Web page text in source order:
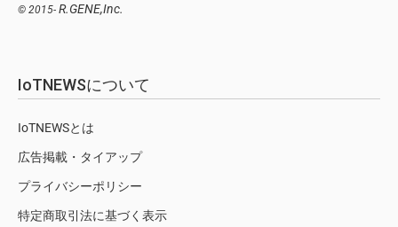
© 2015- R.GENE,Inc.
IoTNEWSについて
IoTNEWSとは
広告掲載・タイアップ
プライバシーポリシー
特定商取引法に基づく表示